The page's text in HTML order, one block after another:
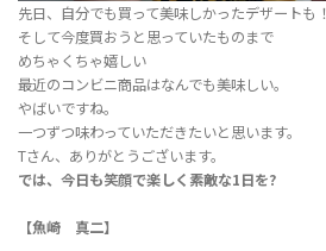
先日、自分でも買って美味しかったデザートも！
そして今度買おうと思っていたものまで
めちゃくちゃ嬉しい
最近のコンビニ商品はなんでも美味しい。
やばいですね。
一つずつ味わっていただきたいと思います。
Tさん、ありがとうございます。
では、今日も笑顔で楽しく素敵な1日を?
【魚崎 真二】